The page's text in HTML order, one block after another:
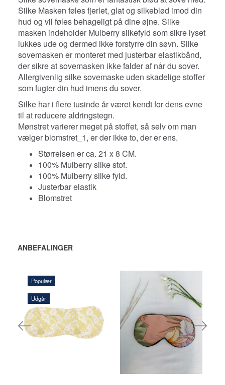
Silke Masken føles fjerlet, glat og silkeblød imod din
hud og vil føles behageligt på dine øjne. Silke
masken indeholder Mulberry silkefyld som sikre lyset
lukkes ude og dermed ikke forstyrre din søvn. Silke
sovemasken er monteret med justerbar elastikbånd,
der sikre at sovemasken ikke falder af når du sover.
Allergivenlig silke sovemaske uden skadelige stoffer
som fugter din hud imens du sover.
Silke har i flere tusinde år været kendt for dens evne
til at reducere aldringstegn.
Mønstret varierer meget på stoffet, så selv om man
vælger blomstret_1, er der ikke to, der er ens.
Størrelsen er ca. 21 x 8 CM.
100% Mulberry silke stof.
100% Mulberry silke fyld.
Justerbar elastik
Blomstret
ANBEFALINGER
Populær
Udgår
135,00 DKK 145,00 DKK
LÆG I KURV